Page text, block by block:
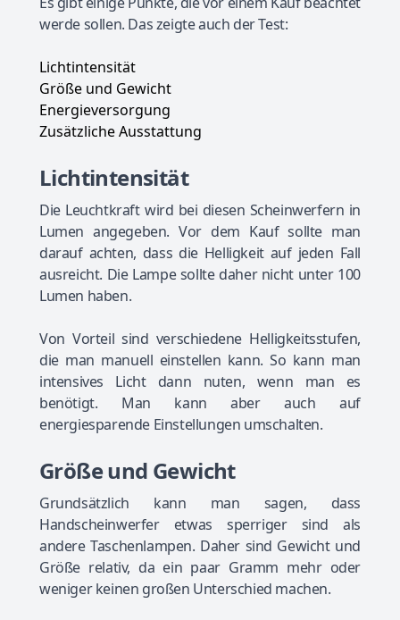
werde sollen. Das zeigte auch der Test:
Lichtintensität
Größe und Gewicht
Energieversorgung
Zusätzliche Ausstattung
Lichtintensität
Die Leuchtkraft wird bei diesen Scheinwerfern in
Lumen angegeben. Vor dem Kauf sollte man
darauf achten, dass die Helligkeit auf jeden Fall
ausreicht. Die Lampe sollte daher nicht unter 100
Lumen haben.
Von Vorteil sind verschiedene Helligkeitsstufen,
die man manuell einstellen kann. So kann man
intensives Licht dann nuten, wenn man es
benötigt. Man kann aber auch auf
energiesparende Einstellungen umschalten.
Größe und Gewicht
Grundsätzlich kann man sagen, dass
Handscheinwerfer etwas sperriger sind als
andere Taschenlampen. Daher sind Gewicht und
Größe relativ, da ein paar Gramm mehr oder
weniger keinen großen Unterschied machen.